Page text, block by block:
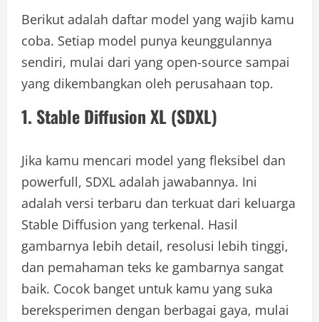
Berikut adalah daftar model yang wajib kamu
coba. Setiap model punya keunggulannya
sendiri, mulai dari yang open-source sampai
yang dikembangkan oleh perusahaan top.
1. Stable Diffusion XL (SDXL)
Jika kamu mencari model yang fleksibel dan
powerfull, SDXL adalah jawabannya. Ini
adalah versi terbaru dan terkuat dari keluarga
Stable Diffusion yang terkenal. Hasil
gambarnya lebih detail, resolusi lebih tinggi,
dan pemahaman teks ke gambarnya sangat
baik. Cocok banget untuk kamu yang suka
bereksperimen dengan berbagai gaya, mulai